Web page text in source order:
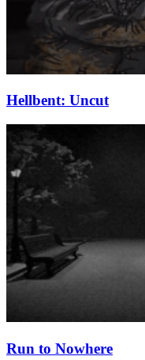
Hellbent: Uncut
Run to Nowhere